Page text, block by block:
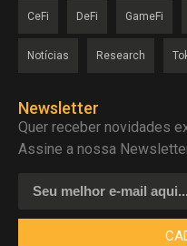
CeFi DeFi GameFi
Notícias Research
Newsletter
Quer receber novidades
Assine a nossa